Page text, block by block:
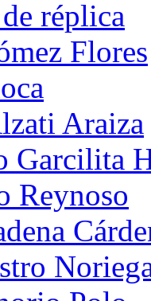
réplica
Flores
Araiza
Garcilita
Reynoso